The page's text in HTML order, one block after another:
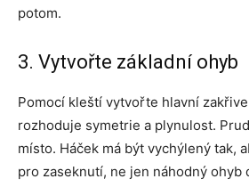
potom.
3. Vytvořte základní ohyb
Pomocí kleští vytvořte hlavní
rozhoduje symetrie a plynulost.
místo. Háček má být vychýlený tak,
pro zaseknutí, ne jen náhodný ohyb